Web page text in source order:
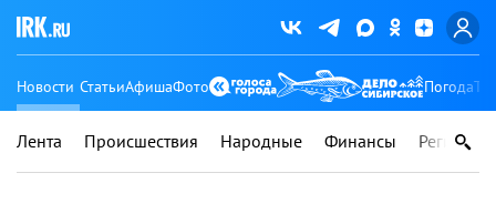
Новости СтатьиАфишаФото Погода
Лента Происшествия Народные Финансы Регионы